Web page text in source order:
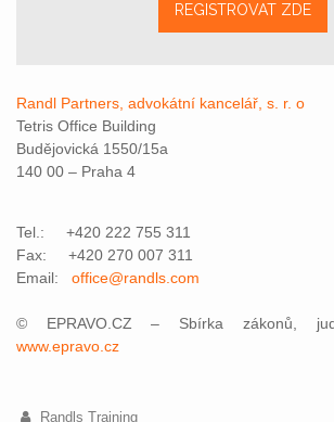
REGISTROVAT ZDE
Randl Partners, advokátní kancelář, s. r. o
Tetris Office Building
Budějovická 1550/15a
140 00 – Praha 4
Tel.: +420 222 755 311
Fax: +420 270 007 311
Email: office@randls.com
© EPRAVO.CZ – Sbírka zákonů,
www.epravo.cz
Randls Training